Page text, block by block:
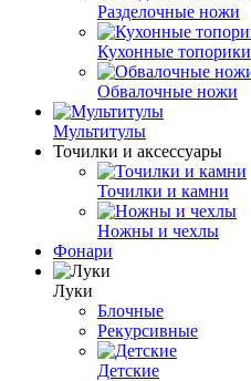
Разделочные ножи
Кухонные топорики
Обвалочные ножи
Мультитулы
Точилки и аксессуары
Точилки и камни
Ножны и чехлы
Фонари
Луки
Блочные
Рекурсивные
Детские